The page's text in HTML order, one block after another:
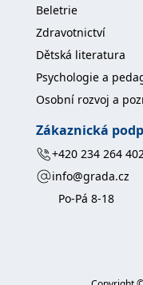
Beletrie
Zdravotnictví
Dětská literatura
Psychologie a
Osobní rozvoj a
Zákaznická
+420 234 264 402
info@grada.cz
Po-Pá 8-18